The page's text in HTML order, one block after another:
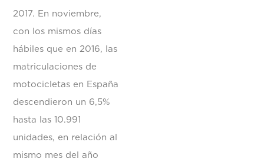
2017. En noviembre,
con los mismos días
hábiles que en 2016, las
matriculaciones de
motocicletas en España
descendieron un 6,5%
hasta las 10.991
unidades, en relación al
mismo mes del año